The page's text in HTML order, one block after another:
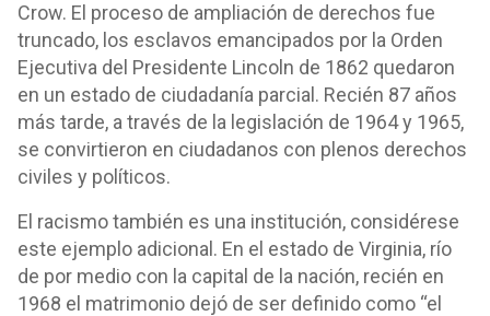
Crow. El proceso de ampliación de derechos fue
truncado, los esclavos emancipados por la Orden
Ejecutiva del Presidente Lincoln de 1862 quedaron
en un estado de ciudadanía parcial. Recién 87 años
más tarde, a través de la legislación de 1964 y 1965,
se convirtieron en ciudadanos con plenos derechos
civiles y políticos.
El racismo también es una institución, considérese
este ejemplo adicional. En el estado de Virginia, río
de por medio con la capital de la nación, recién en
1968 el matrimonio dejó de ser definido como “el